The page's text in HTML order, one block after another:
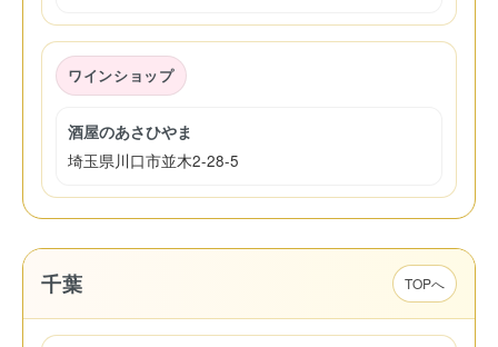
ワインショップ
酒屋のあさひやま
埼玉県川口市並木2-28-5
千葉 TOPへ